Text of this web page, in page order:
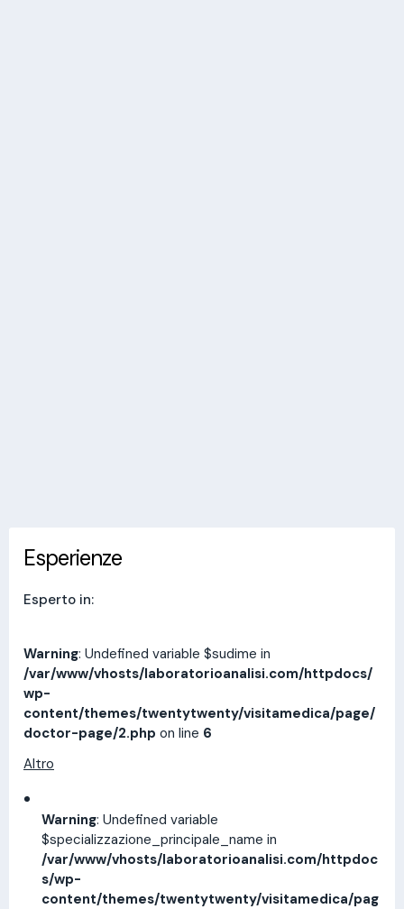
Esperienze
Esperto in:
Warning: Undefined variable $sudime in
/var/www/vhosts/laboratorioanalisi.com/httpdocs/
wp-
content/themes/twentytwenty/visitamedica/page/
doctor-page/2.php on line 6
Altro
Warning: Undefined variable
$specializzazione_principale_name in
/var/www/vhosts/laboratorioanalisi.com/httpdoc
s/wp-
content/themes/twentytwenty/visitamedica/pag